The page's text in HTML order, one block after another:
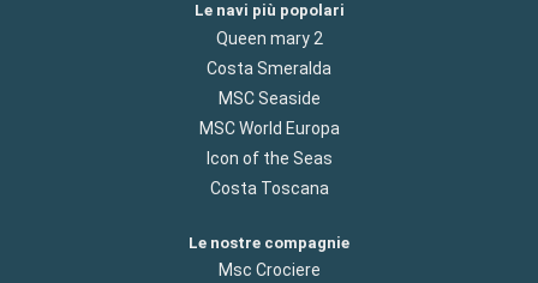
Le navi più popolari
Queen mary 2
Costa Smeralda
MSC Seaside
MSC World Europa
Icon of the Seas
Costa Toscana
Le nostre compagnie
Msc Crociere